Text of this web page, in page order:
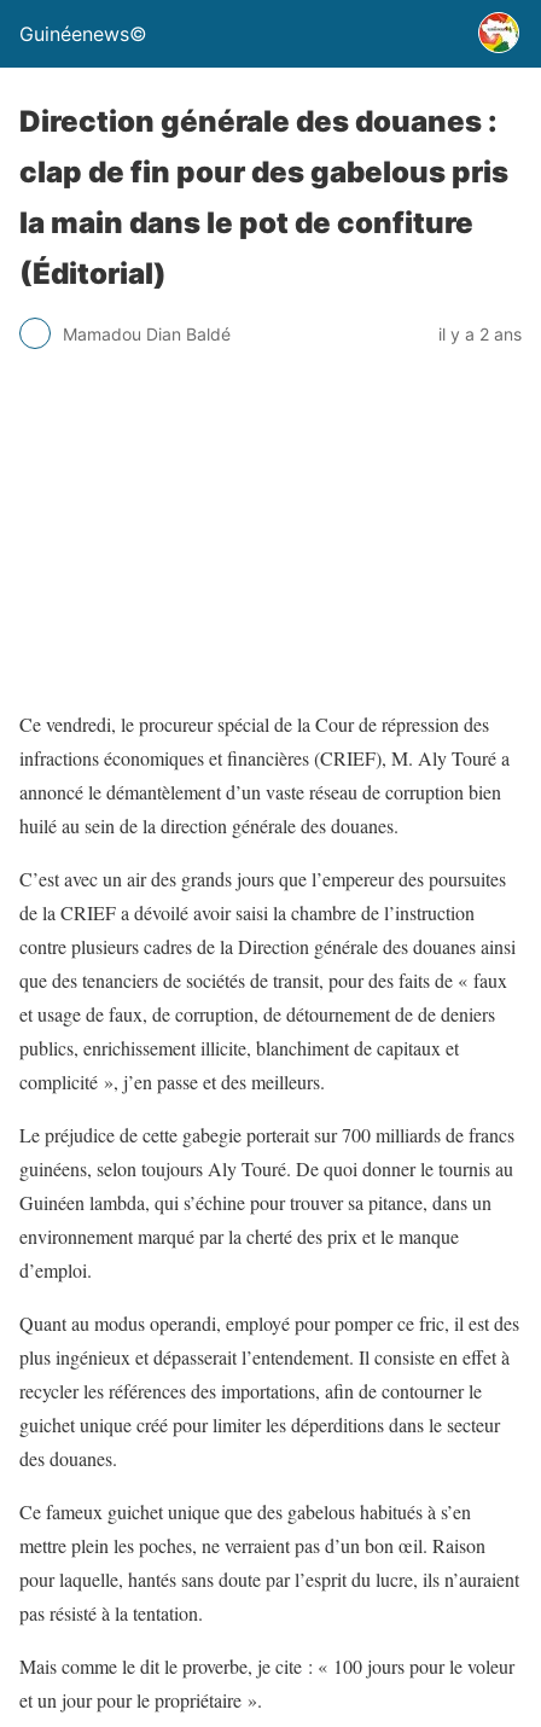
Guinéenews©
Direction générale des douanes :
clap de fin pour des gabelous pris
la main dans le pot de confiture
(Éditorial)
Mamadou Dian Baldé il y a 2 ans
Ce vendredi, le procureur spécial de la Cour de répression des
infractions économiques et financières (CRIEF), M. Aly Touré a
annoncé le démantèlement d’un vaste réseau de corruption bien
huilé au sein de la direction générale des douanes.
C’est avec un air des grands jours que l’empereur des poursuites
de la CRIEF a dévoilé avoir saisi la chambre de l’instruction
contre plusieurs cadres de la Direction générale des douanes ainsi
que des tenanciers de sociétés de transit, pour des faits de « faux
et usage de faux, de corruption, de détournement de de deniers
publics, enrichissement illicite, blanchiment de capitaux et
complicité », j’en passe et des meilleurs.
Le préjudice de cette gabegie porterait sur 700 milliards de francs
guinéens, selon toujours Aly Touré. De quoi donner le tournis au
Guinéen lambda, qui s’échine pour trouver sa pitance, dans un
environnement marqué par la cherté des prix et le manque
d’emploi.
Quant au modus operandi, employé pour pomper ce fric, il est des
plus ingénieux et dépasserait l’entendement. Il consiste en effet à
recycler les références des importations, afin de contourner le
guichet unique créé pour limiter les déperditions dans le secteur
des douanes.
Ce fameux guichet unique que des gabelous habitués à s’en
mettre plein les poches, ne verraient pas d’un bon œil. Raison
pour laquelle, hantés sans doute par l’esprit du lucre, ils n’auraient
pas résisté à la tentation.
Mais comme le dit le proverbe, je cite : « 100 jours pour le voleur
et un jour pour le propriétaire ».